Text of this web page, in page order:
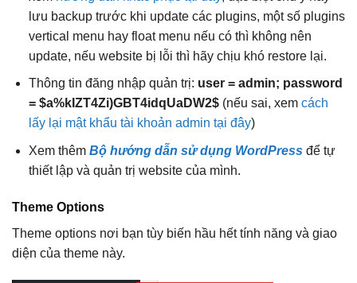
lưu backup trước khi update các plugins, một số plugins
vertical menu hay float menu nếu có thì không nên
update, nếu website bị lỗi thì hãy chịu khó restore lại.
Thông tin đăng nhập quản trị: user = admin; password
= $a%kIZT4Zi)GBT4idqUaDW2$ (nếu sai, xem cách
lấy lại mật khẩu tài khoản admin tại đây)
Xem thêm Bộ hướng dẫn sử dụng WordPressđể tự
thiết lập và quản trị website của mình.
Theme Options
Theme options nơi bạn tùy biến hầu hết tính năng và giao
diện của theme này.